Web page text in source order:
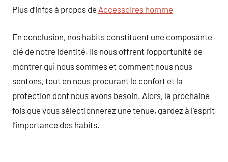
Plus d’infos à propos de Accessoires homme
En conclusion, nos habits constituent une composante
clé de notre identité. Ils nous offrent l’opportunité de
montrer qui nous sommes et comment nous nous
sentons, tout en nous procurant le confort et la
protection dont nous avons besoin. Alors, la prochaine
fois que vous sélectionnerez une tenue, gardez à l’esprit
l’importance des habits.